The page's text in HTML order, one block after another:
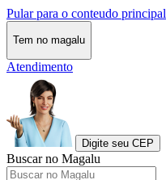
Pular para o conteudo principal
Tem no magalu
Atendimento
Digite seu CEP
Buscar no Magalu